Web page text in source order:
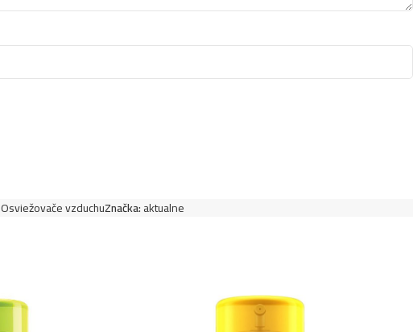
Osviežovače vzduchuZnačka:aktualne